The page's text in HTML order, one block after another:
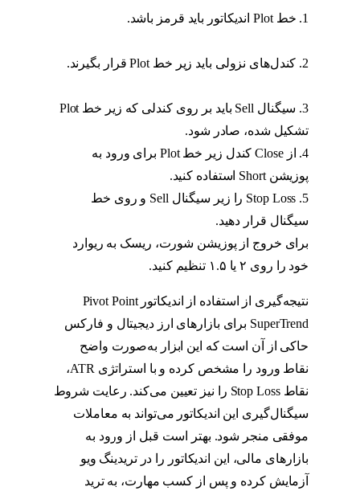
1. خط Plot اندیکاتور باید قرمز باشد.
2. کندل‌های نزولی باید زیر خط Plot قرار بگیرند.
3. سیگنال Sell باید بر روی کندلی که زیر خط Plot
تشکیل شده، صادر شود.
4. از Close کندل زیر خط Plot برای ورود به
پوزیشن Short استفاده کنید.
5. Stop Loss را زیر سیگنال Sell و روی خط
سیگنال قرار دهید.
برای خروج از پوزیشن شورت، ریسک به ریوارد
خود را روی ۲ یا ۱.۵ تنظیم کنید.
نتیجه‌گیری از استفاده از اندیکاتور Pivot Point
SuperTrend برای بازارهای ارز دیجیتال و فارکس
حاکی از آن است که این ابزار به‌صورت واضح
نقاط ورود را مشخص کرده و با استراتژی ATR،
نقاط Stop Loss را نیز تعیین می‌کند. رعایت شروط
سیگنال‌گیری این اندیکاتور می‌تواند به معاملات
موفقی منجر شود. بهتر است قبل از ورود به
بازارهای مالی، این اندیکاتور را در تریدینگ ویو
آزمایش کرده و پس از کسب مهارت، به ترید